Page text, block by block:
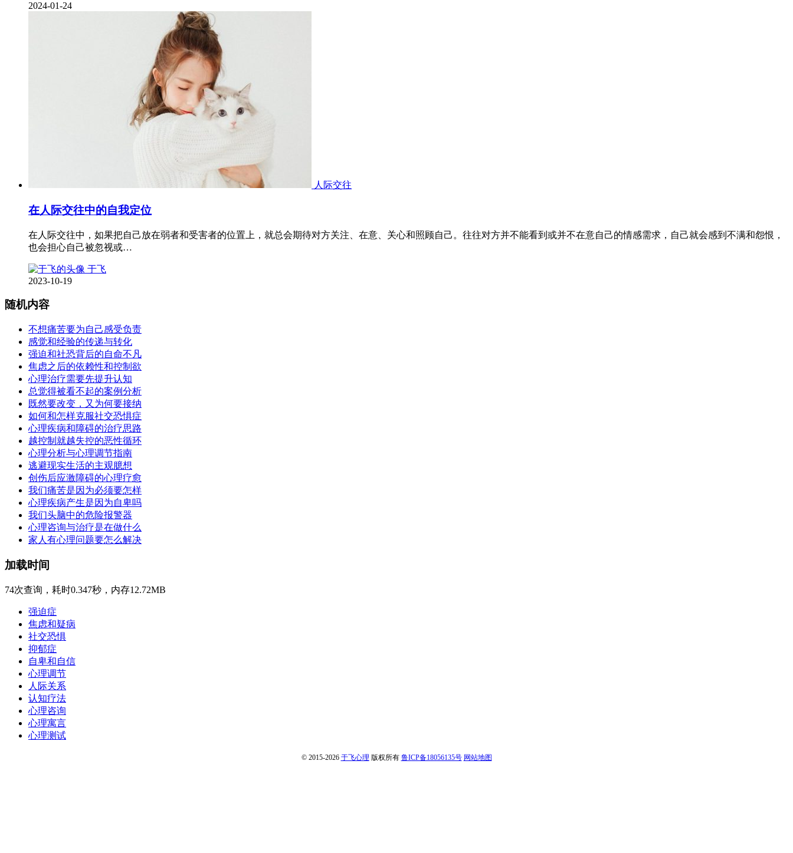
2024-01-24
人际交往
在人际交往中的自我定位
在人际交往中，如果把自己放在弱者和受害者的位置上，就总会期待对方关注、在意、关心和照顾自己。往往对方并不能看到或并不在意自己的情感需求，自己就会感到不满和怨恨，
也会担心自己被忽视或…
于飞
2023-10-19
随机内容
不想痛苦要为自己感受负责
感觉和经验的传递与转化
强迫和社恐背后的自命不凡
焦虑之后的依赖性和控制欲
心理治疗需要先提升认知
总觉得被看不起的案例分析
既然要改变，又为何要接纳
如何和怎样克服社交恐惧症
心理疾病和障碍的治疗思路
越控制就越失控的恶性循环
心理分析与心理调节指南
逃避现实生活的主观臆想
创伤后应激障碍的心理疗愈
我们痛苦是因为必须要怎样
心理疾病产生是因为自卑吗
我们头脑中的危险报警器
心理咨询与治疗是在做什么
家人有心理问题要怎么解决
加载时间
74次查询，耗时0.347秒，内存12.72MB
强迫症
焦虑和疑病
社交恐惧
抑郁症
自卑和自信
心理调节
人际关系
认知疗法
心理咨询
心理寓言
心理测试
© 2015-2026 于飞心理 版权所有 鲁ICP备18056135号 网站地图